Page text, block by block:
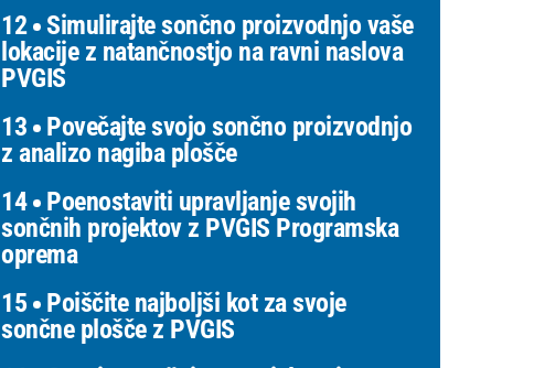
12 Simulirajte sončno proizvodnjo vaše
lokacije z natančnostjo na ravni naslova
PVGIS
13 Povečajte svojo sončno proizvodnjo
z analizo nagiba plošče
14 Poenostaviti upravljanje svojih
sončnih projektov z PVGIS Programska
oprema
15 Poiščite najboljši kot za svoje
sončne plošče z PVGIS